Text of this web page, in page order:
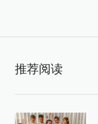
推荐阅读